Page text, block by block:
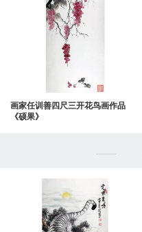
画家任训善四尺三开花鸟画作品
《硕果》